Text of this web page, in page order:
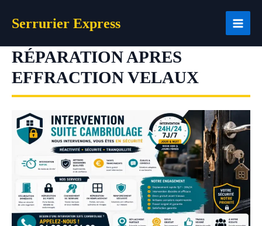
Serrurier Express
RÉPARATION APRES
EFFRACTION VELAUX